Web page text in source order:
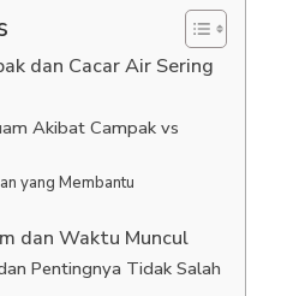
dan Cacar Air Sering
Akibat Campak vs
yang Membantu
dan Waktu Muncul
Pentingnya Tidak Salah